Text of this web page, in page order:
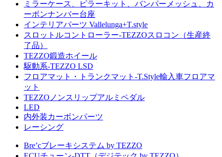
ミラーケース、ピラーキット、バンパーメッシュ、カ
ーボンナンバー台座
インテリアパーツ Vallelunga+T.style
スロットルコントローラー-TEZZOスロコン（生産終
了品）
TEZZO鍛造ホイール
駆動系-TEZZO LSD
フロアマット・トランクマット-T.Style輸入車フロアマ
ット
TEZZOノンスリップアルミペダル
LED
内外装カーボンパーツ
レーシング
Bre’cブレーキシステム by TEZZO